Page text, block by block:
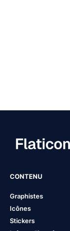
CONTENU
Graphistes
Icônes
Stickers